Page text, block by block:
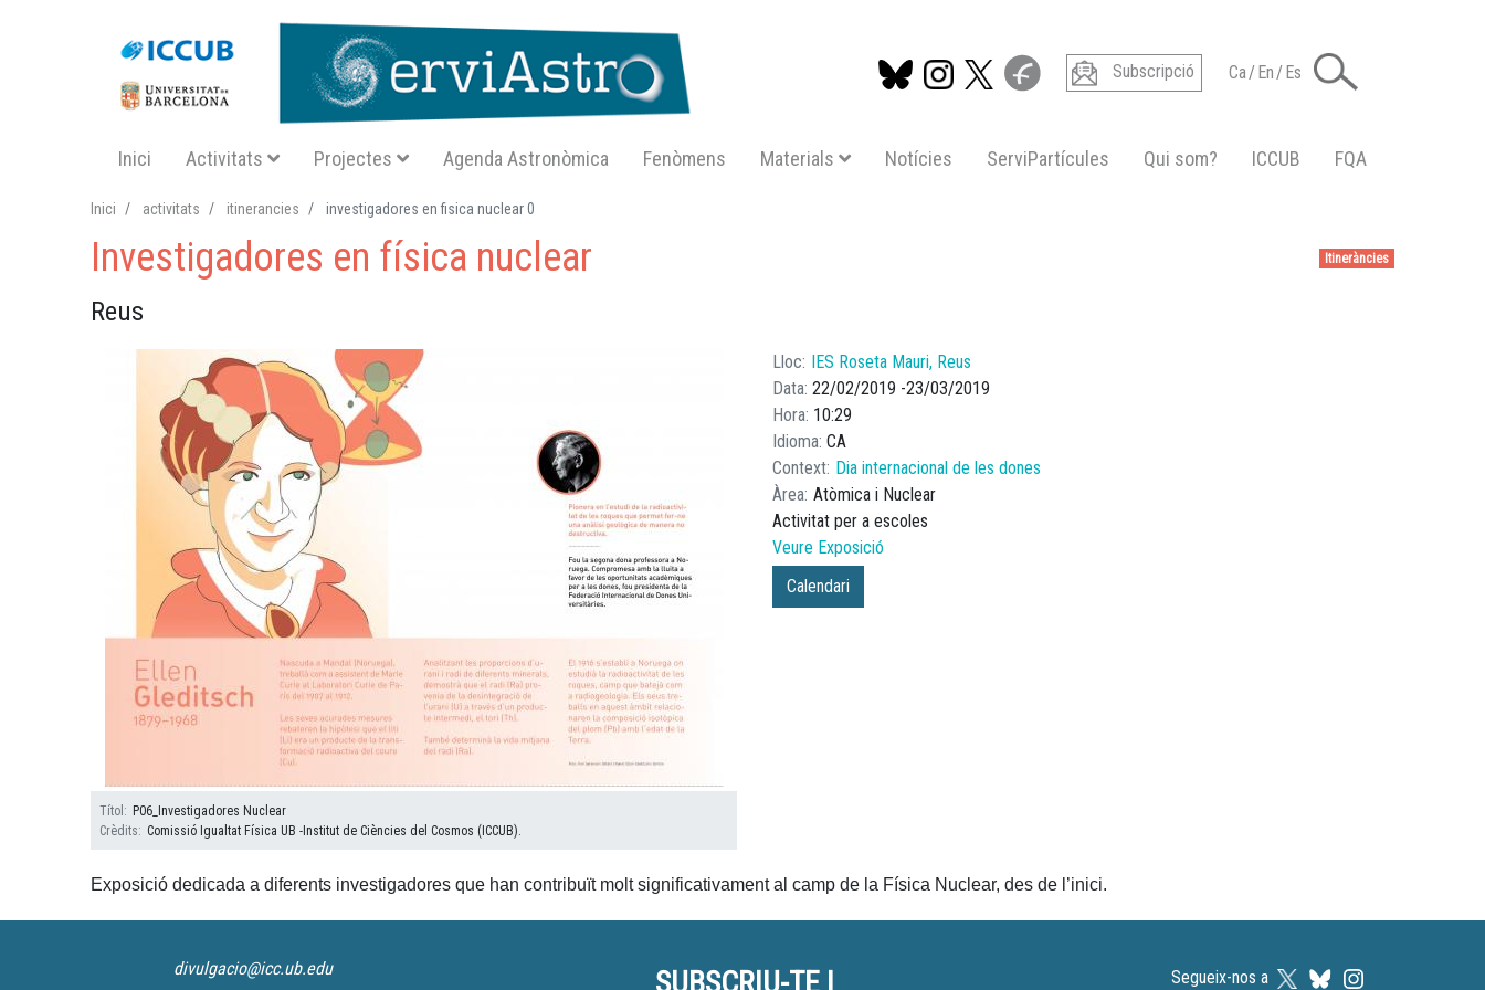
Subscripció Ca/En/Es
Navegació principal SA
Inici Activitats Projectes Agenda Astronòmica Fenòmens Materials Notícies ServiPartícules Qui som? ICCUB FQA
Inici activitats itinerancies investigadores en fisica nuclear 0
Itineràncies
Investigadores en física nuclear
Reus
Títol
P06_Investigadores Nuclear
Crèdits
Comissió Igualtat Física UB -Institut de Ciències del Cosmos (ICCUB).
Lloc
IES Roseta Mauri, Reus
Data 22/02/2019 23/03/2019
Hora 10:29
Idioma CA
Context Dia internacional de les dones
Àrea Atòmica i Nuclear
Activitat per a escoles
Veure Exposició
Calendari
Exposició dedicada a diferents investigadores que han contribuït molt significativament al camp de la Física Nuclear, des de l’inici.
divulgacio@icc.ub.edu Segueix-nos a